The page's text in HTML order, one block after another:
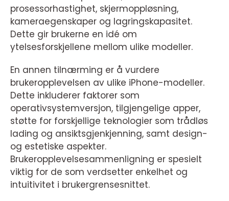
prosessorhastighet, skjermoppløsning,
kameraegenskaper og lagringskapasitet.
Dette gir brukerne en idé om
ytelsesforskjellene mellom ulike modeller.
En annen tilnærming er å vurdere
brukeropplevelsen av ulike iPhone-modeller.
Dette inkluderer faktorer som
operativsystemversjon, tilgjengelige apper,
støtte for forskjellige teknologier som trådløs
lading og ansiktsgjenkjenning, samt design-
og estetiske aspekter.
Brukeropplevelsesammenligning er spesielt
viktig for de som verdsetter enkelhet og
intuitivitet i brukergrensesnittet.